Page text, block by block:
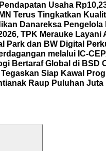
Usaha
Terus Tingkatkan
Danareksa
TPK Merauke Layani
Park dan BW Digital
melalui IC-
Bertaraf Global di BSD
Siap Kawal
Raup Puluhan Juta